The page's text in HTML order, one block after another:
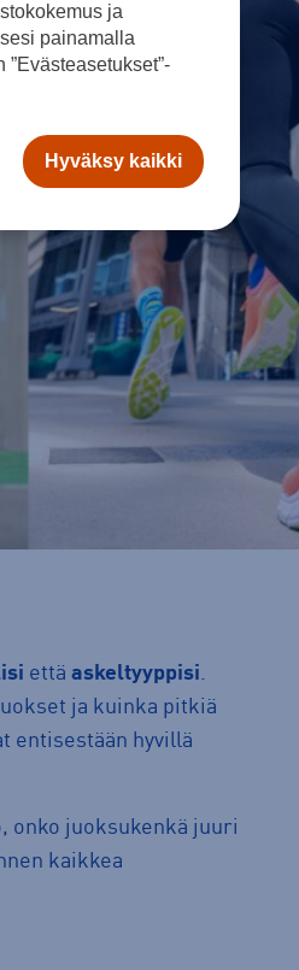
että askeltyyppisi
ja kuinka pitkiä
entisestään hyvillä
onko juoksukenkä juuri
kaikkea
ja
painamalla
Hyväksy kaikki